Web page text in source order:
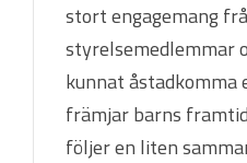
stort engagemang
styrelsemedlemmar
kunnat åstadkomma
främjar barns
följer en liten